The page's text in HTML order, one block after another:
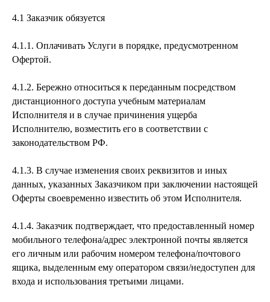
4.1 Заказчик обязуется
4.1.1. Оплачивать Услуги в порядке, предусмотренном
Офертой.
4.1.2. Бережно относиться к переданным посредством
дистанционного доступа учебным материалам
Исполнителя и в случае причинения ущерба
Исполнителю, возместить его в соответствии с
законодательством РФ.
4.1.3. В случае изменения своих реквизитов и иных
данных, указанных Заказчиком при заключении настоящей
Оферты своевременно известить об этом Исполнителя.
4.1.4. Заказчик подтверждает, что предоставленный номер
мобильного телефона/адрес электронной почты является
его личным или рабочим номером телефона/почтового
ящика, выделенным ему оператором связи/недоступен для
входа и использования третьими лицами.